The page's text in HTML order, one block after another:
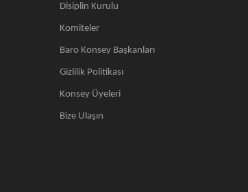
Disiplin Kurulu
Komiteler
Baro Konsey Başkanları
Gizlilik Politikası
Konsey Üyeleri
Bize Ulaşın